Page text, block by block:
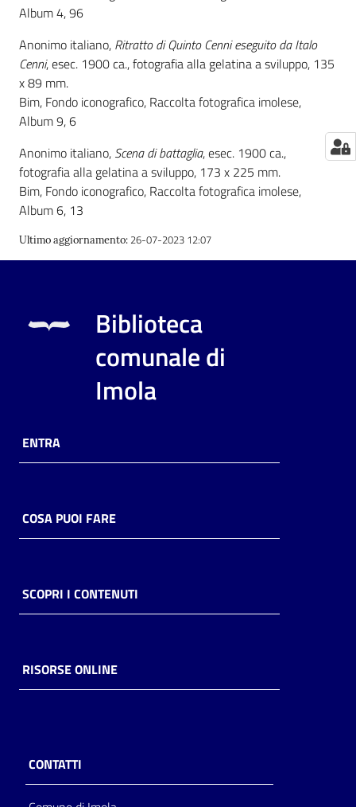
Chiedi al
bibliotecario
Avvisi
Orari
Album 4, 96
Anonimo italiano, Ritratto di Quinto Cenni eseguito da Italo
Cenni, esec. 1900 ca., fotografia alla gelatina a sviluppo, 135
x 89 mm.
Bim, Fondo iconografico, Raccolta fotografica imolese,
Album 9, 6
Anonimo italiano, Scena di battaglia, esec. 1900 ca.,
fotografia alla gelatina a sviluppo, 173 x 225 mm.
Bim, Fondo iconografico, Raccolta fotografica imolese,
Album 6, 13
Ultimo aggiornamento: 26-07-2023 12:07
Biblioteca
comunale di
Imola
ENTRA
COSA PUOI FARE
SCOPRI I CONTENUTI
RISORSE ONLINE
CONTATTI